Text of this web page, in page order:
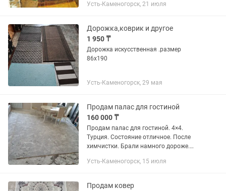
четвертом фото (новая) размер : длина
Усть-Каменогорск, 21 июля
Дорожка,коврик и другое
1 950 ₸
Дорожка искусственная .размер
86х190
Усть-Каменогорск, 29 мая
Продам палас для гостиной
160 000 ₸
Продам палас для гостиной. 4×4.
Турция. Состояние отличное. После
химчистки. Брали намного дороже.
Усть-Каменогорск, 15 июля
Продам ковер